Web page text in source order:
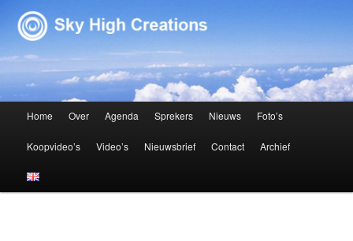
Sky High Creations
Spring naar de primaire inhoud
Spring naar de secundaire inhoud
Home Over Agenda Sprekers Nieuws Foto’s
Koopvideo’s Video’s Nieuwsbrief Contact Archief